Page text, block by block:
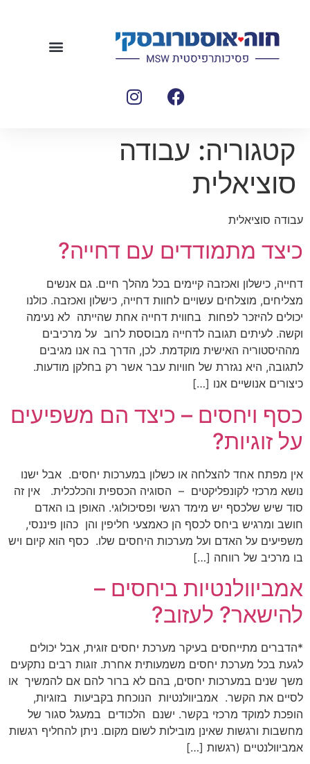
קטגוריה: עבודה
סוציאלית
עבודה סוציאלית
כיצד מתמודדים עם דחייה?
דחייה, כישלון ואכזבה קיימים בכל מהלך חיים. גם אנשים
מצליחים, מוצלחים עשויים לחוות דחייה, כישלון ואכזבה. כולנו
יכולים להיזכר לפחות בחווית דחייה אחת שהייתה לא נעימה
וקשה. לעיתים תגובה לדחייה מבוססת לרוב על מרכיבים
מההיסטוריה האישית מוקדמת. לכן, הדרך בה אנו מגיבים
לתגובה, היא נגזרת של חוויות עבר אשר רק בחלקן מודעות.
כיצורים אנושיים אנו […]
כסף ויחסים – כיצד הם משפיעים
על זוגיות?
אין מפתח אחד להצלחה או כשלון במערכות יחסים. אבל ישנו
נושא מרכזי לקונפליקטים – הסוגיה הכספית והכלכלית. אין זה
סוד שיש שלכסף יש מימד רגשי ופסיכולוגי. האופן בו האדם
חושב ומרגיש ביחס לכסף הן כאמצעי חליפין והן כהון פיננסי,
משפיעים על האדם ועל מערכות היחסים שלו. כסף הוא קיום ויש
בו מרכיב של רווחה […]
אמביוולנטיות ביחסים –
להישאר? לעזוב?
*הדברים מתייחסים בעיקר מערכת יחסים זוגית, אבל יכולים
לגעת בכל מערכת יחסים משמעותית אחרת. זוגות רבים נתקעים
משך שנים במערכות יחסים, בהם לא ברור להם אם להמשיך או
לסיים את הקשר. אמביוולנטיות הנוכחת בקביעות בזוגיות,
הופכת למוקד מרכזי בקשר. ישנם הלכודים במעגל סגור של
מחשבות ורגשות שאינן מובילות לשום מקום. ניתן להחליף רגשות
אמביוולנטיים (רגשות […]